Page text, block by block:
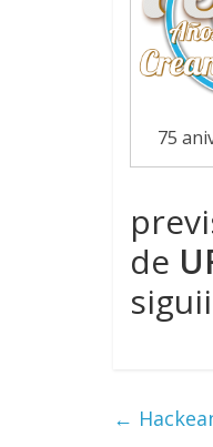
75
de
←